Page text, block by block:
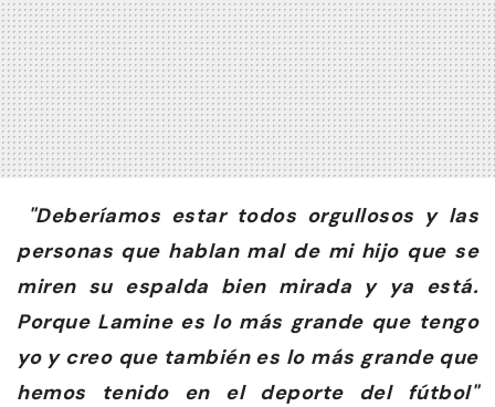
"Deberíamos estar todos orgullosos y las
personas que hablan mal de mi hijo que se
miren su espalda bien mirada y ya está.
Porque Lamine es lo más grande que tengo
yo y creo que también es lo más grande que
hemos tenido en el deporte del fútbol"